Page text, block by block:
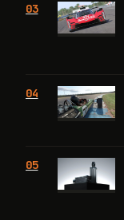
03
04
05